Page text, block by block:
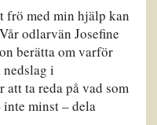
med min hjälp kan
odlarvän Josefine
berätta om varför
i
ta reda på vad som
inte minst – dela